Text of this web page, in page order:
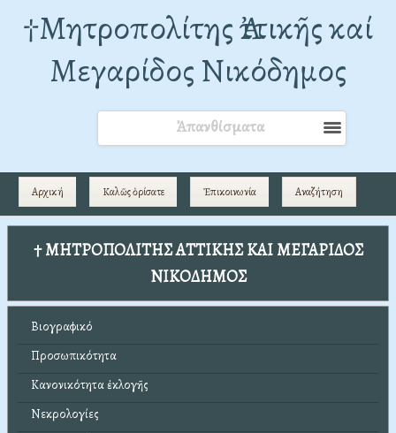
†Mητροπολίτης Ἀττικῆς καί
Μεγαρίδος Νικόδημος
Ἀπανθίσματα
Αρχική Καλῶς ὁρίσατε Ἐπικοινωνία Αναζήτηση
† ΜΗΤΡΟΠΟΛΙΤΗΣ ΑΤΤΙΚΗΣ ΚΑΙ ΜΕΓΑΡΙΔΟΣ
ΝΙΚΟΔΗΜΟΣ
Βιογραφικό
Προσωπικότητα
Κανονικότητα ἐκλογῆς
Νεκρολογίες